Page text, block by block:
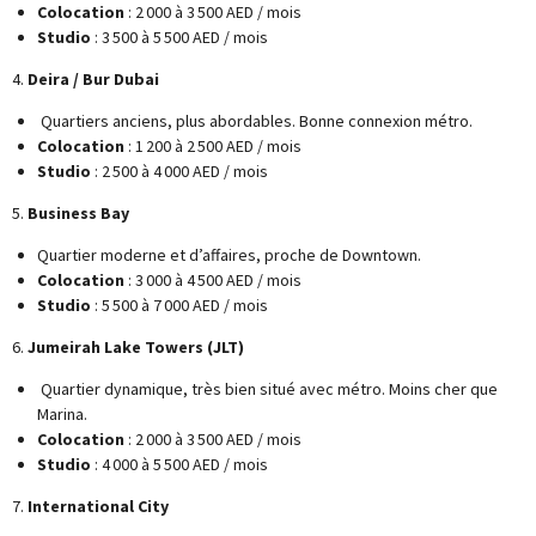
Colocation : 2 000 à 3 500 AED / mois
Studio : 3 500 à 5 500 AED / mois
4. Deira / Bur Dubai
Quartiers anciens, plus abordables. Bonne connexion métro.
Colocation : 1 200 à 2 500 AED / mois
Studio : 2 500 à 4 000 AED / mois
5. Business Bay
Quartier moderne et d’affaires, proche de Downtown.
Colocation : 3 000 à 4 500 AED / mois
Studio : 5 500 à 7 000 AED / mois
6. Jumeirah Lake Towers (JLT)
Quartier dynamique, très bien situé avec métro. Moins cher que
Marina.
Colocation : 2 000 à 3 500 AED / mois
Studio : 4 000 à 5 500 AED / mois
7. International City